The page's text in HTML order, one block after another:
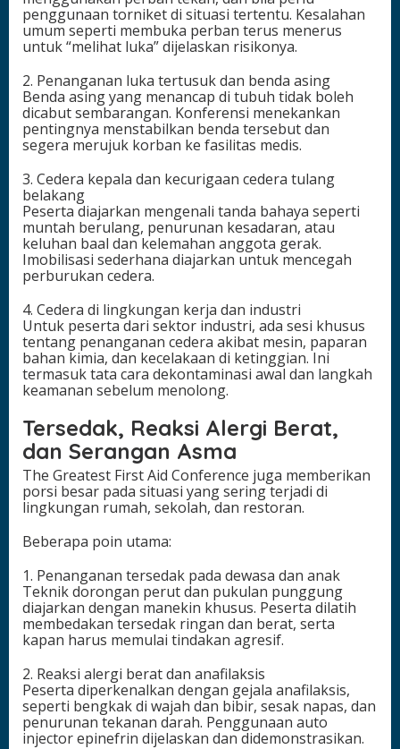
penggunaan torniket di situasi tertentu. Kesalahan
umum seperti membuka perban terus menerus
untuk “melihat luka” dijelaskan risikonya.
2. Penanganan luka tertusuk dan benda asing
Benda asing yang menancap di tubuh tidak boleh
dicabut sembarangan. Konferensi menekankan
pentingnya menstabilkan benda tersebut dan
segera merujuk korban ke fasilitas medis.
3. Cedera kepala dan kecurigaan cedera tulang
belakang
Peserta diajarkan mengenali tanda bahaya seperti
muntah berulang, penurunan kesadaran, atau
keluhan baal dan kelemahan anggota gerak.
Imobilisasi sederhana diajarkan untuk mencegah
perburukan cedera.
4. Cedera di lingkungan kerja dan industri
Untuk peserta dari sektor industri, ada sesi khusus
tentang penanganan cedera akibat mesin, paparan
bahan kimia, dan kecelakaan di ketinggian. Ini
termasuk tata cara dekontaminasi awal dan langkah
keamanan sebelum menolong.
Tersedak, Reaksi Alergi Berat,
dan Serangan Asma
The Greatest First Aid Conference juga memberikan
porsi besar pada situasi yang sering terjadi di
lingkungan rumah, sekolah, dan restoran.
Beberapa poin utama:
1. Penanganan tersedak pada dewasa dan anak
Teknik dorongan perut dan pukulan punggung
diajarkan dengan manekin khusus. Peserta dilatih
membedakan tersedak ringan dan berat, serta
kapan harus memulai tindakan agresif.
2. Reaksi alergi berat dan anafilaksis
Peserta diperkenalkan dengan gejala anafilaksis,
seperti bengkak di wajah dan bibir, sesak napas, dan
penurunan tekanan darah. Penggunaan auto
injector epinefrin dijelaskan dan didemonstrasikan.